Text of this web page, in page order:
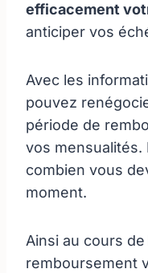
efficacement
anticiper vos
Avec les
pouvez
période de
vos mensualités.
combien vous
moment.
Ainsi au cours
remboursement